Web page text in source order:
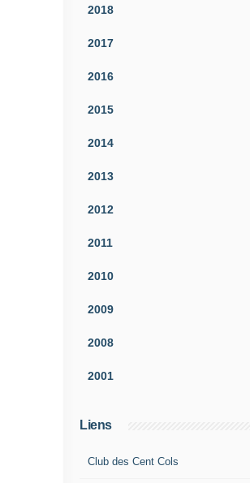
2018
2017
2016
2015
2014
2013
2012
2011
2010
2009
2008
2001
Liens
Club des Cent Cols